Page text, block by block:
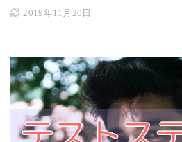
2019年11月20日